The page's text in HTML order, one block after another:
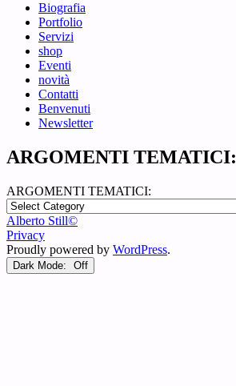
Biografia
Portfolio
Servizi
shop
Eventi
novità
Contatti
Benvenuti
Newsletter
ARGOMENTI TEMATICI:
ARGOMENTI TEMATICI:
Alberto Still©
Privacy
Proudly powered by WordPress.
Dark Mode: